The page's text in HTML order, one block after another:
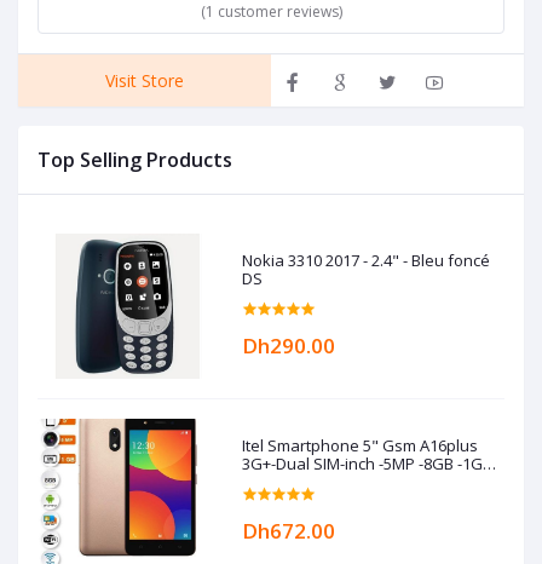
(1 customer reviews)
Visit Store
Top Selling Products
Nokia 3310 2017 - 2.4" - Bleu foncé
DS
Dh290.00
Itel Smartphone 5" Gsm A16plus
3G+-Dual SIM-inch -5MP -8GB -1GB
RAM -Gold
Dh672.00